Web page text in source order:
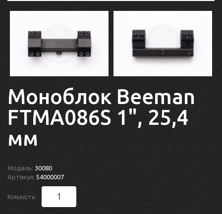
Моноблок Beeman
FTMA086S 1", 25,4
мм
Модель: 30080
Артикул: 54000007
Кількість: